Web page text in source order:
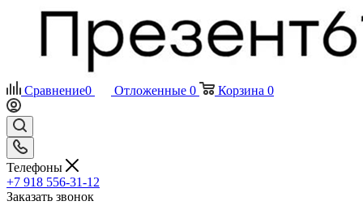
Сравнение0 Отложенные 0 Корзина 0
Телефоны
+7 918 556-31-12
Заказать звонок